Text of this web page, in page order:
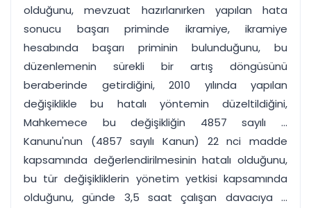
olduğunu, mevzuat hazırlanırken yapılan hata
sonucu başarı priminde ikramiye, ikramiye
hesabında başarı priminin bulunduğunu, bu
düzenlemenin sürekli bir artış döngüsünü
beraberinde getirdiğini, 2010 yılında yapılan
değişiklikle bu hatalı yöntemin düzeltildiğini,
Mahkemece bu değişikliğin 4857 sayılı ...
Kanunu'nun (4857 sayılı Kanun) 22 nci madde
kapsamında değerlendirilmesinin hatalı olduğunu,
bu tür değişikliklerin yönetim yetkisi kapsamında
olduğunu, günde 3,5 saat çalışan davacıya ...